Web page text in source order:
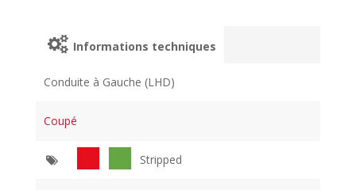
Informations techniques
Conduite à Gauche (LHD)
Coupé
Stripped